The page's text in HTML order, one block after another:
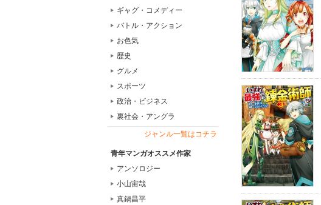
ギャグ・コメディー
バトル・アクション
お色気
歴史
グルメ
スポーツ
政治・ビジネス
裏社会・アングラ
ジャンル一覧はコチラ
青年マンガオススメ作家
アンソロジー
小山宙哉
真鍋昌平